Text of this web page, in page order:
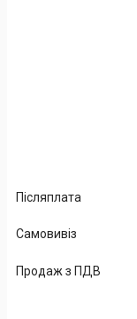
Післяплата
Самовивіз
Продаж з ПДВ